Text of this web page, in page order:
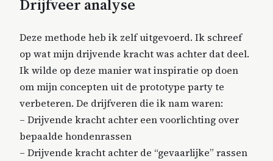
Drijfveer analyse
Deze methode heb ik zelf uitgevoerd. Ik schreef
op wat mijn drijvende kracht was achter dat deel.
Ik wilde op deze manier wat inspiratie op doen
om mijn concepten uit de prototype party te
verbeteren. De drijfveren die ik nam waren:
– Drijvende kracht achter een voorlichting over
bepaalde hondenrassen
– Drijvende kracht achter de “gevaarlijke” rassen